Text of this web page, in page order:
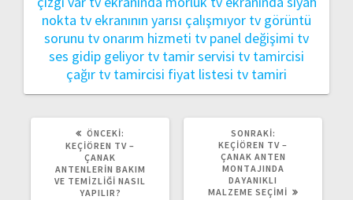
nokta tv ekranının yarısı çalışmıyor tv görüntü
sorunu tv onarım hizmeti tv panel değişimi tv
ses gidip geliyor tv tamir servisi tv tamircisi
çağır tv tamircisi fiyat listesi tv tamiri
ÖNCEKI:
YAZI:
KEÇIÖREN TV –
ÇANAK
ANTENLERIN BAKIM
VE TEMIZLIĞI NASIL
YAPILIR?
SONRAKI:
YAZI:
KEÇIÖREN TV –
ÇANAK ANTEN
MONTAJINDA
DAYANIKLI
MALZEME SEÇIMI